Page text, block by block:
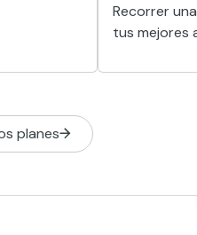
Recorrer
tus mejores
lugar ideal
planes